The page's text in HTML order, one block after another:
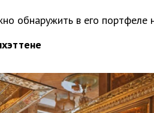
обнаружить в его портфеле